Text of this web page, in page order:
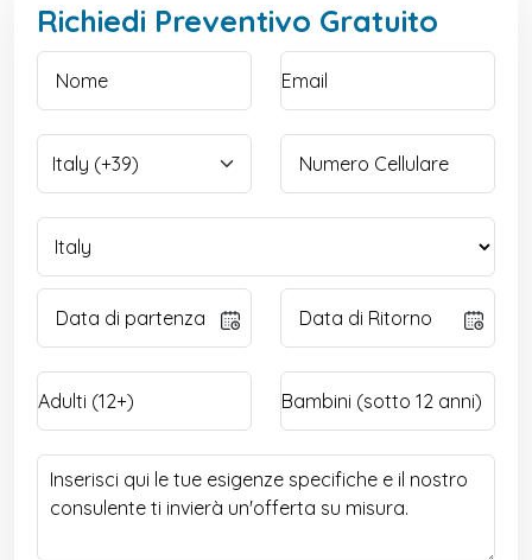
Richiedi Preventivo Gratuito